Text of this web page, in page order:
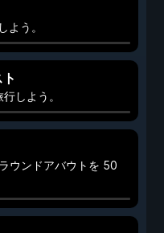
よう。
しよう。
ウンドアバウトを 50